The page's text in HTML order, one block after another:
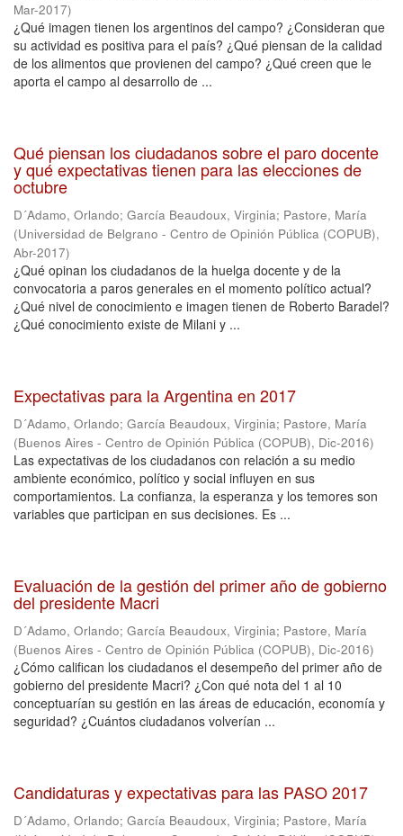
Mar-2017)
¿Qué imagen tienen los argentinos del campo? ¿Consideran que
su actividad es positiva para el país? ¿Qué piensan de la calidad
de los alimentos que provienen del campo? ¿Qué creen que le
aporta el campo al desarrollo de ...
Qué piensan los ciudadanos sobre el paro docente
y qué expectativas tienen para las elecciones de
octubre
D´Adamo, Orlando; García Beaudoux, Virginia; Pastore, María
(Universidad de Belgrano - Centro de Opinión Pública (COPUB),
Abr-2017)
¿Qué opinan los ciudadanos de la huelga docente y de la
convocatoria a paros generales en el momento político actual?
¿Qué nivel de conocimiento e imagen tienen de Roberto Baradel?
¿Qué conocimiento existe de Milani y ...
Expectativas para la Argentina en 2017
D´Adamo, Orlando; García Beaudoux, Virginia; Pastore, María
(Buenos Aires - Centro de Opinión Pública (COPUB), Dic-2016)
Las expectativas de los ciudadanos con relación a su medio
ambiente económico, político y social influyen en sus
comportamientos. La confianza, la esperanza y los temores son
variables que participan en sus decisiones. Es ...
Evaluación de la gestión del primer año de gobierno
del presidente Macri
D´Adamo, Orlando; García Beaudoux, Virginia; Pastore, María
(Buenos Aires - Centro de Opinión Pública (COPUB), Dic-2016)
¿Cómo califican los ciudadanos el desempeño del primer año de
gobierno del presidente Macri? ¿Con qué nota del 1 al 10
conceptuarían su gestión en las áreas de educación, economía y
seguridad? ¿Cuántos ciudadanos volverían ...
Candidaturas y expectativas para las PASO 2017
D´Adamo, Orlando; García Beaudoux, Virginia; Pastore, María